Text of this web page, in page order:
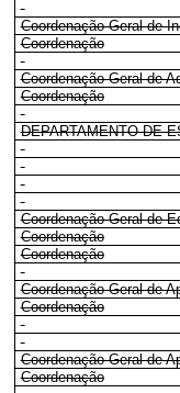
Coordenação-Geral de
Coordenação
Coordenação-Geral de
Coordenação
DEPARTAMENTO DE
Coordenação-Geral de
Coordenação
Coordenação
Coordenação-Geral de
Coordenação
Coordenação-Geral de
Coordenação